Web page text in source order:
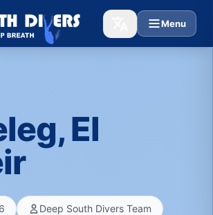
Menu
El
Deep South Divers Team